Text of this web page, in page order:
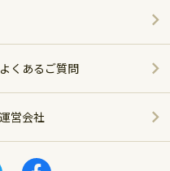
よくあるご質問
運営会社